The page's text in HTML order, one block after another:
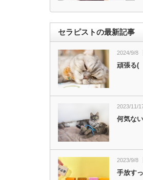
セラピストの最新記事
2024/9/8
頑張る(
2023/11/
何気な
2023/9/8
手放す